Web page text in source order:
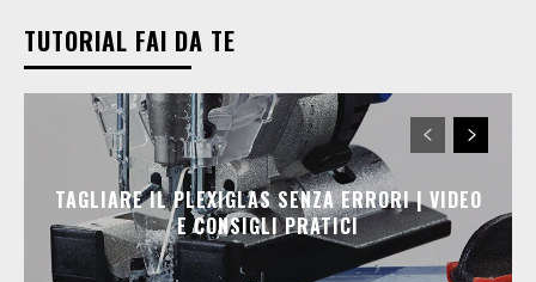
TUTORIAL FAI DA TE
TAGLIARE IL PLEXIGLAS SENZA ERRORI | VIDEO
E CONSIGLI PRATICI